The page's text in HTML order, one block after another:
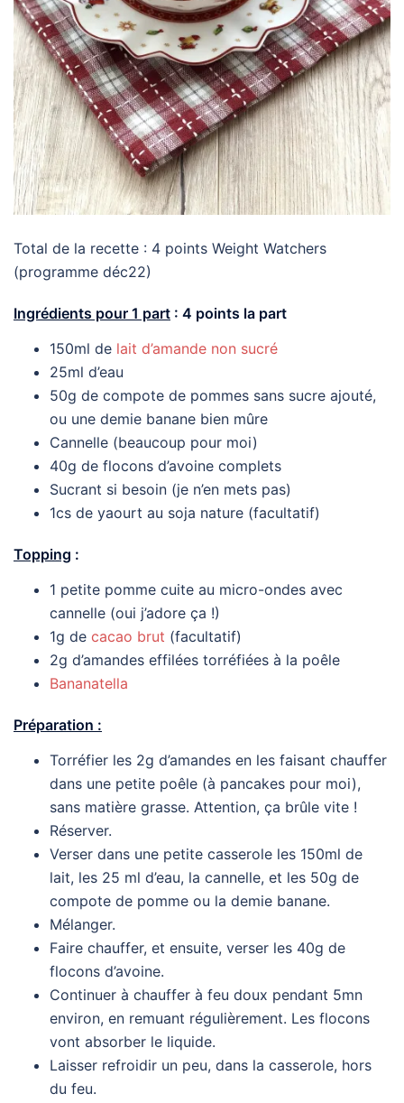
Total de la recette : 4 points Weight Watchers
(programme déc22)
Ingrédients pour 1 part : 4 points la part
150ml de lait d’amande non sucré
25ml d’eau
50g de compote de pommes sans sucre ajouté,
ou une demie banane bien mûre
Cannelle (beaucoup pour moi)
40g de flocons d’avoine complets
Sucrant si besoin (je n’en mets pas)
1cs de yaourt au soja nature (facultatif)
Topping :
1 petite pomme cuite au micro-ondes avec
cannelle (oui j’adore ça !)
1g de cacao brut (facultatif)
2g d’amandes effilées torréfiées à la poêle
Bananatella
Préparation :
Torréfier les 2g d’amandes en les faisant chauffer
dans une petite poêle (à pancakes pour moi),
sans matière grasse. Attention, ça brûle vite !
Réserver.
Verser dans une petite casserole les 150ml de
lait, les 25 ml d’eau, la cannelle, et les 50g de
compote de pomme ou la demie banane.
Mélanger.
Faire chauffer, et ensuite, verser les 40g de
flocons d’avoine.
Continuer à chauffer à feu doux pendant 5mn
environ, en remuant régulièrement. Les flocons
vont absorber le liquide.
Laisser refroidir un peu, dans la casserole, hors
du feu.